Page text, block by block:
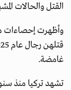
القتل والحالات
غامضة.
تشهد تركيا منذ